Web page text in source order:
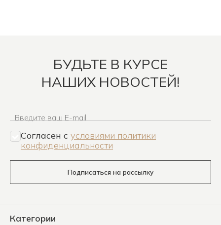
БУДЬТЕ В КУРСЕ
НАШИХ НОВОСТЕЙ!
Введите ваш E-mail
Согласен c условиями политики
конфиденциальности
Подписаться на рассылку
Категории